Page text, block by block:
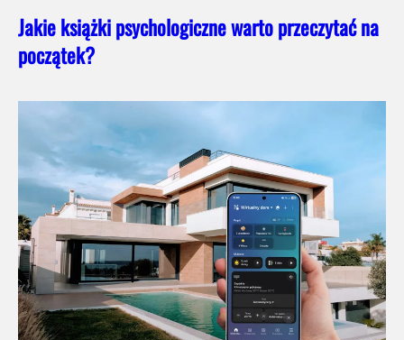
Jakie książki psychologiczne warto przeczytać na
początek?